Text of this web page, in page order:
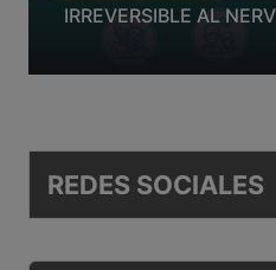
IRREVERSIBLE AL
REDES SOCIALES